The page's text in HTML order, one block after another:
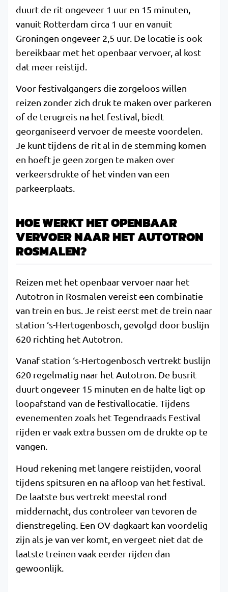
duurt de rit ongeveer 1 uur en 15 minuten,
vanuit Rotterdam circa 1 uur en vanuit
Groningen ongeveer 2,5 uur. De locatie is ook
bereikbaar met het openbaar vervoer, al kost
dat meer reistijd.
Voor festivalgangers die zorgeloos willen
reizen zonder zich druk te maken over parkeren
of de terugreis na het festival, biedt
georganiseerd vervoer de meeste voordelen.
Je kunt tijdens de rit al in de stemming komen
en hoeft je geen zorgen te maken over
verkeersdrukte of het vinden van een
parkeerplaats.
HOE WERKT HET OPENBAAR
VERVOER NAAR HET AUTOTRON
ROSMALEN?
Reizen met het openbaar vervoer naar het
Autotron in Rosmalen vereist een combinatie
van trein en bus. Je reist eerst met de trein naar
station ‘s-Hertogenbosch, gevolgd door buslijn
620 richting het Autotron.
Vanaf station ‘s-Hertogenbosch vertrekt buslijn
620 regelmatig naar het Autotron. De busrit
duurt ongeveer 15 minuten en de halte ligt op
loopafstand van de festivallocatie. Tijdens
evenementen zoals het Tegendraads Festival
rijden er vaak extra bussen om de drukte op te
vangen.
Houd rekening met langere reistijden, vooral
tijdens spitsuren en na afloop van het festival.
De laatste bus vertrekt meestal rond
middernacht, dus controleer van tevoren de
dienstregeling. Een OV-dagkaart kan voordelig
zijn als je van ver komt, en vergeet niet dat de
laatste treinen vaak eerder rijden dan
gewoonlijk.